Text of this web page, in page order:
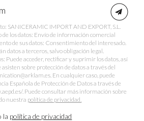
SANICERAMIC IMPORT AND EXPORT, S.L.
los datos: Envío de información comercial
de sus datos: Consentimiento del interesado.
datos a terceros, salvo obligación legal.
Puede acceder, rectificar y suprimir los datos, así
sobre protección de datos a través del
En cualquier caso, puede
Española de Protección de Datos a través de
. Puede consultar más información sobre
nuestra política de privacidad.
la política de privacidad